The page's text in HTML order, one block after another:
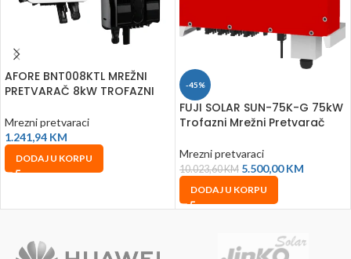
AFORE BNT008KTL MREŽNI
PRETVARAČ 8kW TROFAZNI
Mrezni pretvaraci
1.241,94 KM
DODAJ U KORPU
-45%
FUJI SOLAR SUN-75K-G 75kW
Trofazni Mrežni Pretvarač
Mrezni pretvaraci
10.023,60KM 5.500,00KM
DODAJ U KORPU